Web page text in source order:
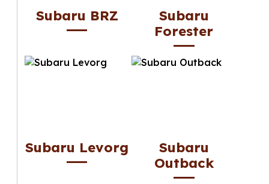
Subaru BRZ
Subaru
Forester
Subaru Levorg
Subaru
Outback